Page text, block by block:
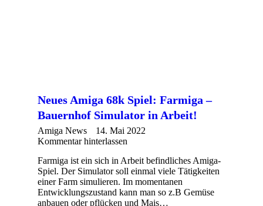
Neues Amiga 68k Spiel: Farmiga –
Bauernhof Simulator in Arbeit!
Amiga News
14. Mai 2022
Kommentar hinterlassen
Farmiga ist ein sich in Arbeit befindliches Amiga-
Spiel. Der Simulator soll einmal viele Tätigkeiten
einer Farm simulieren. Im momentanen
Entwicklungszustand kann man so z.B Gemüse
anbauen oder pflücken und Mais…